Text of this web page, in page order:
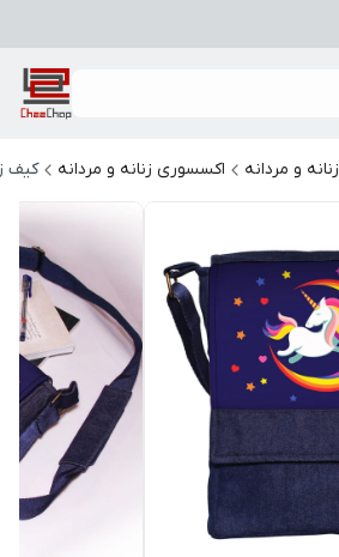
زنانه و مردانه اکسسوری زنانه و مردانه کیف